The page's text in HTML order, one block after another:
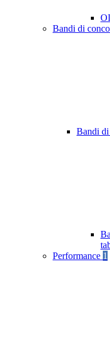
Bandi di
Bandi di
Performance 1